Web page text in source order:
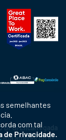
DPO/Encarregada
através do e-
semelhantes
com tal
de Privacidade.